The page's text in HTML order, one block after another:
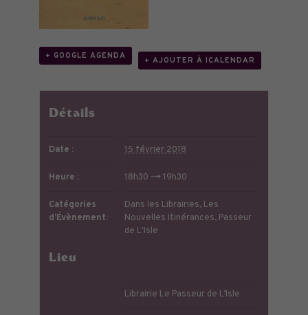
+ GOOGLE AGENDA
+ AJOUTER À ICALENDAR
Détails
Date : 15 février 2018
Heure : 18h30 --> 19h30
Catégories
d’Évènement:
Dans les Librairies, Les
Nouvelles Itinérances, Passeur
de L'Isle
Lieu
Librairie Le Passeur de L’Isle